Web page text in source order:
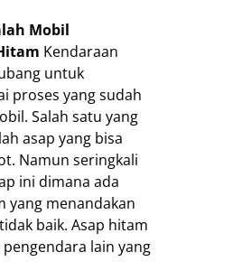
Mobil
Kendaraan
untuk
proses yang sudah
Salah satu yang
asap yang bisa
Namun seringkali
ini dimana ada
yang menandakan
baik. Asap hitam
lain yang